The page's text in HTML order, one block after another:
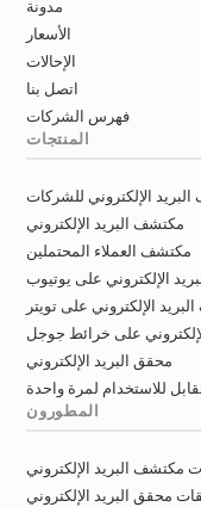
مدونة
الأسعار
الإحالات
اتصل بنا
فهرس الشركات
المنتجات
الإلكتروني للشركات
مكتشف البريد الإلكتروني
مكتشف العملاء المحتملين
الإلكتروني على يوتيوب
الإلكتروني على تويتر
على خرائط جوجل
محقق البريد الإلكتروني
للاستخدام لمرة واحدة
المطورون
مكتشف البريد الإلكتروني
محقق البريد الإلكتروني